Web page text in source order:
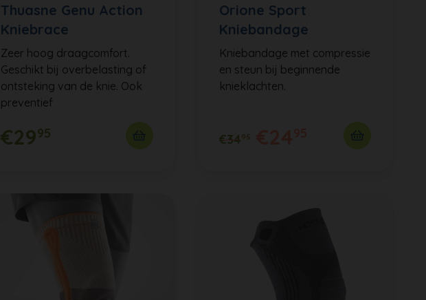
Thuasne Genu Action
Kniebrace
Zeer hoog draagcomfort.
Geschikt bij overbelasting of
ontsteking van de knie. Ook
preventief
€2995
Orione Sport
Kniebandage
Kniebandage met compressie
en steun bij beginnende
knieklachten.
€3495